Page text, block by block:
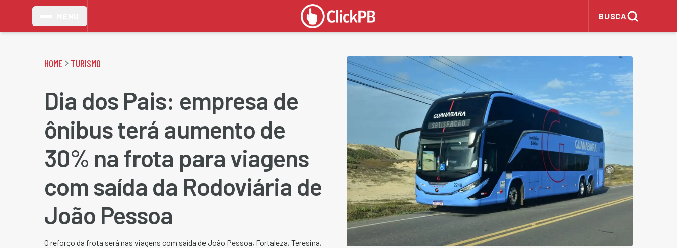
BUSCA
HOME TURISMO
Dia dos Pais: empresa de
ônibus terá aumento de
30% na frota para viagens
com saída da Rodoviária de
João Pessoa
O reforço da frota será nas viagens com saída de João Pessoa, Fortaleza, Teresina,